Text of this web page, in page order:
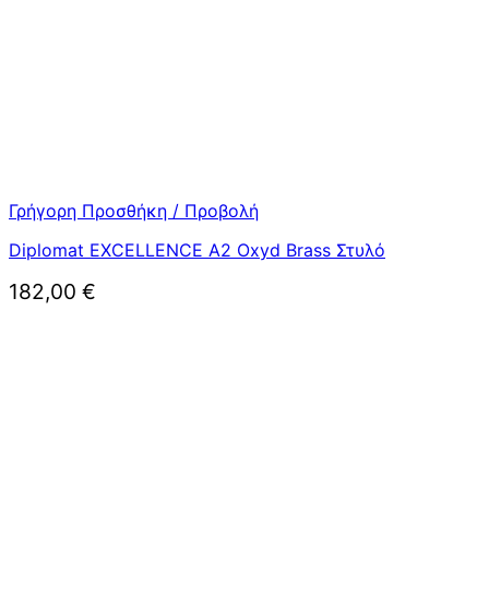
Γρήγορη Προσθήκη / Προβολή
Diplomat EXCELLENCE A2 Oxyd Brass Στυλό
182,00 €